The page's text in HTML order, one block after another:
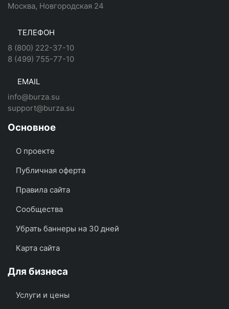
Москва, Новгородская 24
ТЕЛЕФОН
8 (800) 222-37-10
8 (499) 755-77-10
EMAIL
info@burza.su
support@burza.su
Основное
О проекте
Публичная оферта
Правила сайта
Сообщества
Убрать баннеры на 30 дней
Карта сайта
Для бизнеса
Услуги и цены